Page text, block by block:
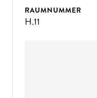
RAUMNUMMER
H.11